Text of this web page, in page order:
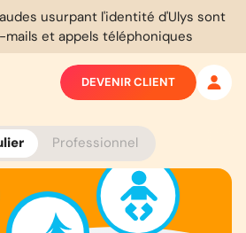
usurpant l'identité d'Ulys sont
mails et appels téléphoniques
Professionnel
DEVENIR CLIENT